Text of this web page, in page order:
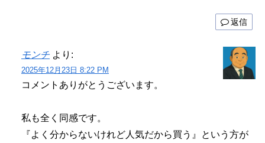
返信
モンチ より:
2025年12月23日 8:22 PM
コメントありがとうございます。
私も全く同感です。
『よく分からないけれど人気だから買う』という方が